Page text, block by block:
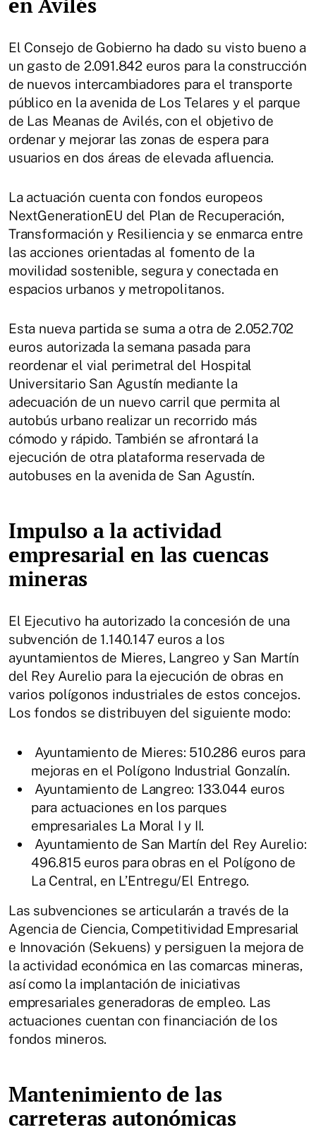
El Consejo de Gobierno ha dado su visto bueno a
un gasto de 2.091.842 euros para la construcción
de nuevos intercambiadores para el transporte
público en la avenida de Los Telares y el parque
de Las Meanas de Avilés, con el objetivo de
ordenar y mejorar las zonas de espera para
usuarios en dos áreas de elevada afluencia.
La actuación cuenta con fondos europeos
NextGenerationEU del Plan de Recuperación,
Transformación y Resiliencia y se enmarca entre
las acciones orientadas al fomento de la
movilidad sostenible, segura y conectada en
espacios urbanos y metropolitanos.
Esta nueva partida se suma a otra de 2.052.702
euros autorizada la semana pasada para
reordenar el vial perimetral del Hospital
Universitario San Agustín mediante la
adecuación de un nuevo carril que permita al
autobús urbano realizar un recorrido más
cómodo y rápido. También se afrontará la
ejecución de otra plataforma reservada de
autobuses en la avenida de San Agustín.
Impulso a la actividad
empresarial en las cuencas
mineras
El Ejecutivo ha autorizado la concesión de una
subvención de 1.140.147 euros a los
ayuntamientos de Mieres, Langreo y San Martín
del Rey Aurelio para la ejecución de obras en
varios polígonos industriales de estos concejos.
Los fondos se distribuyen del siguiente modo:
Ayuntamiento de Mieres: 510.286 euros para
mejoras en el Polígono Industrial Gonzalín.
Ayuntamiento de Langreo: 133.044 euros
para actuaciones en los parques
empresariales La Moral I y II.
Ayuntamiento de San Martín del Rey Aurelio:
496.815 euros para obras en el Polígono de
La Central, en L’Entregu/El Entrego.
Las subvenciones se articularán a través de la
Agencia de Ciencia, Competitividad Empresarial
e Innovación (Sekuens) y persiguen la mejora de
la actividad económica en las comarcas mineras,
así como la implantación de iniciativas
empresariales generadoras de empleo. Las
actuaciones cuentan con financiación de los
fondos mineros.
Mantenimiento de las
carreteras autonómicas